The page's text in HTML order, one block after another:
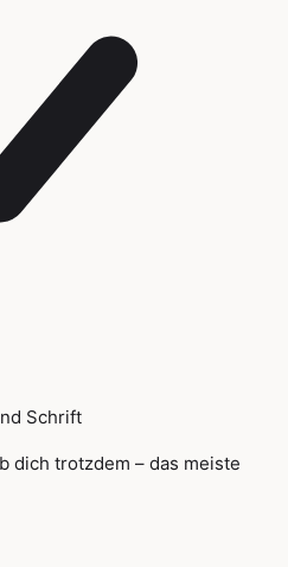
Schrift
dich trotzdem – das meiste